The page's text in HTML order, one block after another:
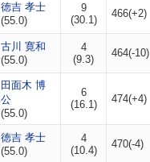
徳吉 孝士
(55.0)
9
(30.1)
466(+2)
古川 寛和
(55.0)
4
(9.3)
464(-10)
田面木 博
公
(55.0)
6
(16.1)
474(+4)
徳吉 孝士
(55.0)
4
(10.4)
470(-4)